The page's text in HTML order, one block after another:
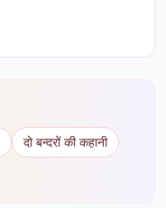
दो बन्दरों की कहानी